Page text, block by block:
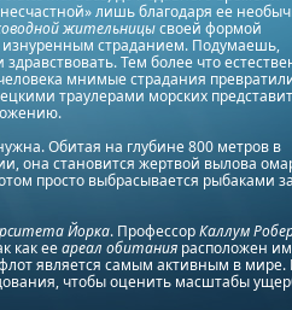
лишь благодаря ее
жительницысвоей формой
изнуренным страданием. Подумаешь,
Тем более что
мнимые страдания
траулерами морских
Обитая на глубине 800 метров в
она становится жертвой вылова
просто выбрасывается рыбаками за
Йорка. ПрофессорКаллум
как ееареал обитаниярасположен
является самым активным в мире.
чтобы оценить масштабы